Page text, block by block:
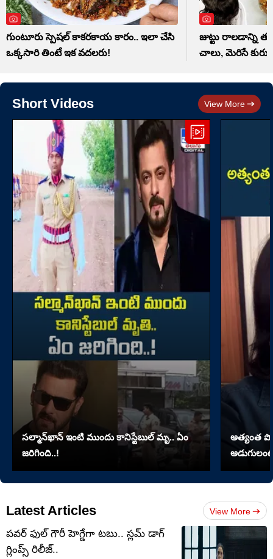
గుంటూరు స్పెషల్ కాకరకాయ కారం.. ఇలా చేసి
ఒక్కసారి తింటే ఇక వదలరు!
జుట్టు రాలడాన్ని
చాలు, మెరిసే
Short Videos View More
సల్మాన్‌ఖాన్‌ ఇంటి ముందు కానిస్టేబుల్‌ మృ.. ఏం
జరిగింది..!
అత్యంత
Latest Articles View More
పవర్ ఫుల్ గౌరీ హెగ్డేగా టబు.. స్లమ్ డాగ్
గ్లింప్స్ రిలీజ్..